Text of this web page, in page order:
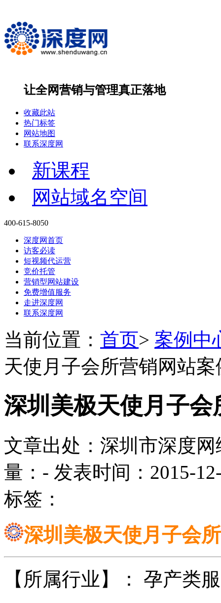
让全网营销与管理真正落地
收藏此站
热门标签
网站地图
联系深度网
新课程
网站域名空间
400-615-8050
深度网首页
访客必读
短视频代运营
竞价托管
营销型网站建设
免费增值服务
走进深度网
联系深度网
当前位置： 首页> 案例中
天使月子会所营销网站案
深圳美极天使月子
文章出处：深圳市深度
量： - 发表时间：2015-
标签：
深圳美极天使月子会
【所属行业】： 孕产类